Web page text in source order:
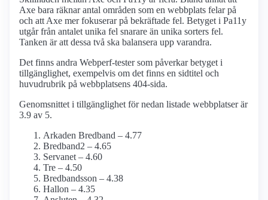
Axe bara räknar antal områden som en webbplats felar på
och att Axe mer fokuserar på bekräftade fel. Betyget i Pa11y
utgår från antalet unika fel snarare än unika sorters fel.
Tanken är att dessa två ska balansera upp varandra.
Det finns andra Webperf-tester som påverkar betyget i
tillgänglighet, exempelvis om det finns en sidtitel och
huvudrubrik på webbplatsens 404-sida.
Genomsnittet i tillgänglighet för nedan listade webbplatser är
3.9 av 5.
Arkaden Bredband – 4.77
Bredband2 – 4.65
Servanet – 4.60
Tre – 4.50
Bredbandsson – 4.38
Hallon – 4.35